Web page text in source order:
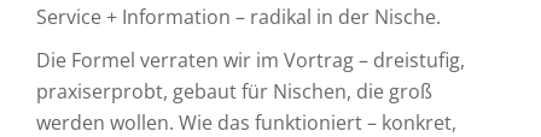
Service + Information – radikal in der Nische.
Die Formel verraten wir im Vortrag – dreistufig,
praxiserprobt, gebaut für Nischen, die groß
werden wollen. Wie das funktioniert – konkret,